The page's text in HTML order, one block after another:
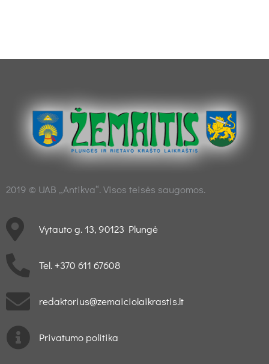
2019 © UAB „Antikva“. Visos teisės saugomos.
Vytauto g. 13, 90123 Plungė
Tel. +370 611 67608
redaktorius@zemaiciolaikrastis.lt
Privatumo politika